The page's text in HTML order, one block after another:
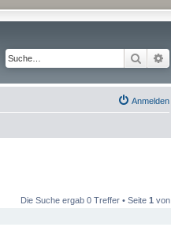
Suche
Anmelden
Die Suche ergab 0 Treffer • Seite 1 von